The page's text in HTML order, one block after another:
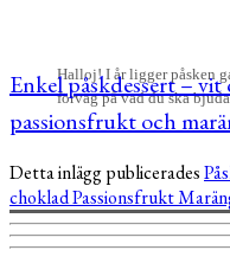
Halloj! I år ligger påsken
förväg på vad du ska
Enkel påskdessert –
passionsfrukt och
Detta inlägg publicerades
chokladPassionsfrukt